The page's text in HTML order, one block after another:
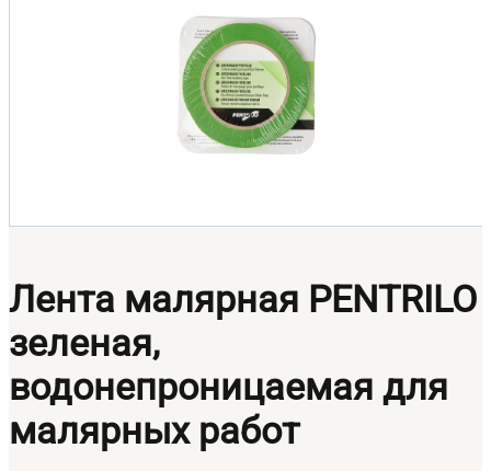
Лента малярная PENTRILO
зеленая,
водонепроницаемая для
малярных работ